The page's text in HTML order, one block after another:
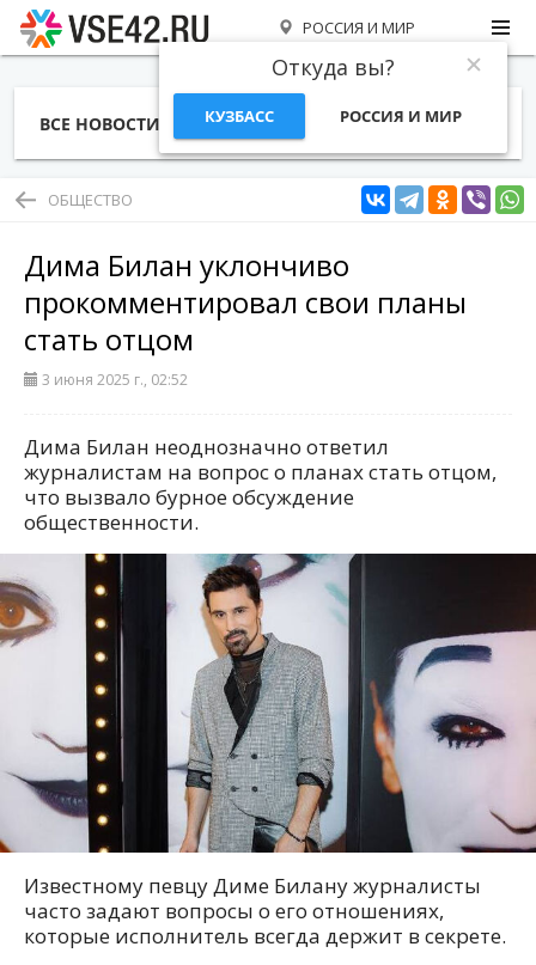
РОССИЯ И МИР
Откуда вы?
КУЗБАСС РОССИЯ И МИР
ВСЕ НОВОСТИ СТАТЬИ ТЕМЫ ФОТО
ОБЩЕСТВО
Дима Билан уклончиво
прокомментировал свои планы
стать отцом
3 июня 2025 г., 02:52
Дима Билан неоднозначно ответил
журналистам на вопрос о планах стать отцом,
что вызвало бурное обсуждение
общественности.
Известному певцу Диме Билану журналисты
часто задают вопросы о его отношениях,
которые исполнитель всегда держит в секрете.